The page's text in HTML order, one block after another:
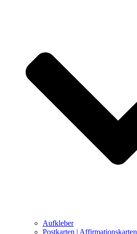
Aufkleber
Postkarten | Affirmationskarten